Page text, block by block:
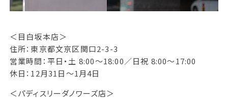
＜目白坂本店＞
住所：東京都文京区関口2-3-3
営業時間：平日・土 8:00～18:00／日祝 8:00～17:00
休日：12月31日～1月4日
＜パディスリーダノワーズ店＞